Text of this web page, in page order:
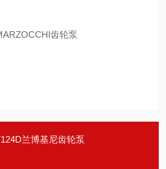
兰博基尼齿轮泵